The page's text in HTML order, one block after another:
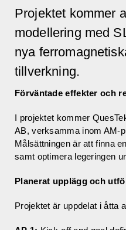
Projektet kommer
modellering med
nya
tillverkning.
Förväntade effekter och
I projektet kommer
AB, verksamma inom AM-
Målsättningen är att finna
samt optimera legeringen
Planerat upplägg och
Projektet är uppdelat i åtta